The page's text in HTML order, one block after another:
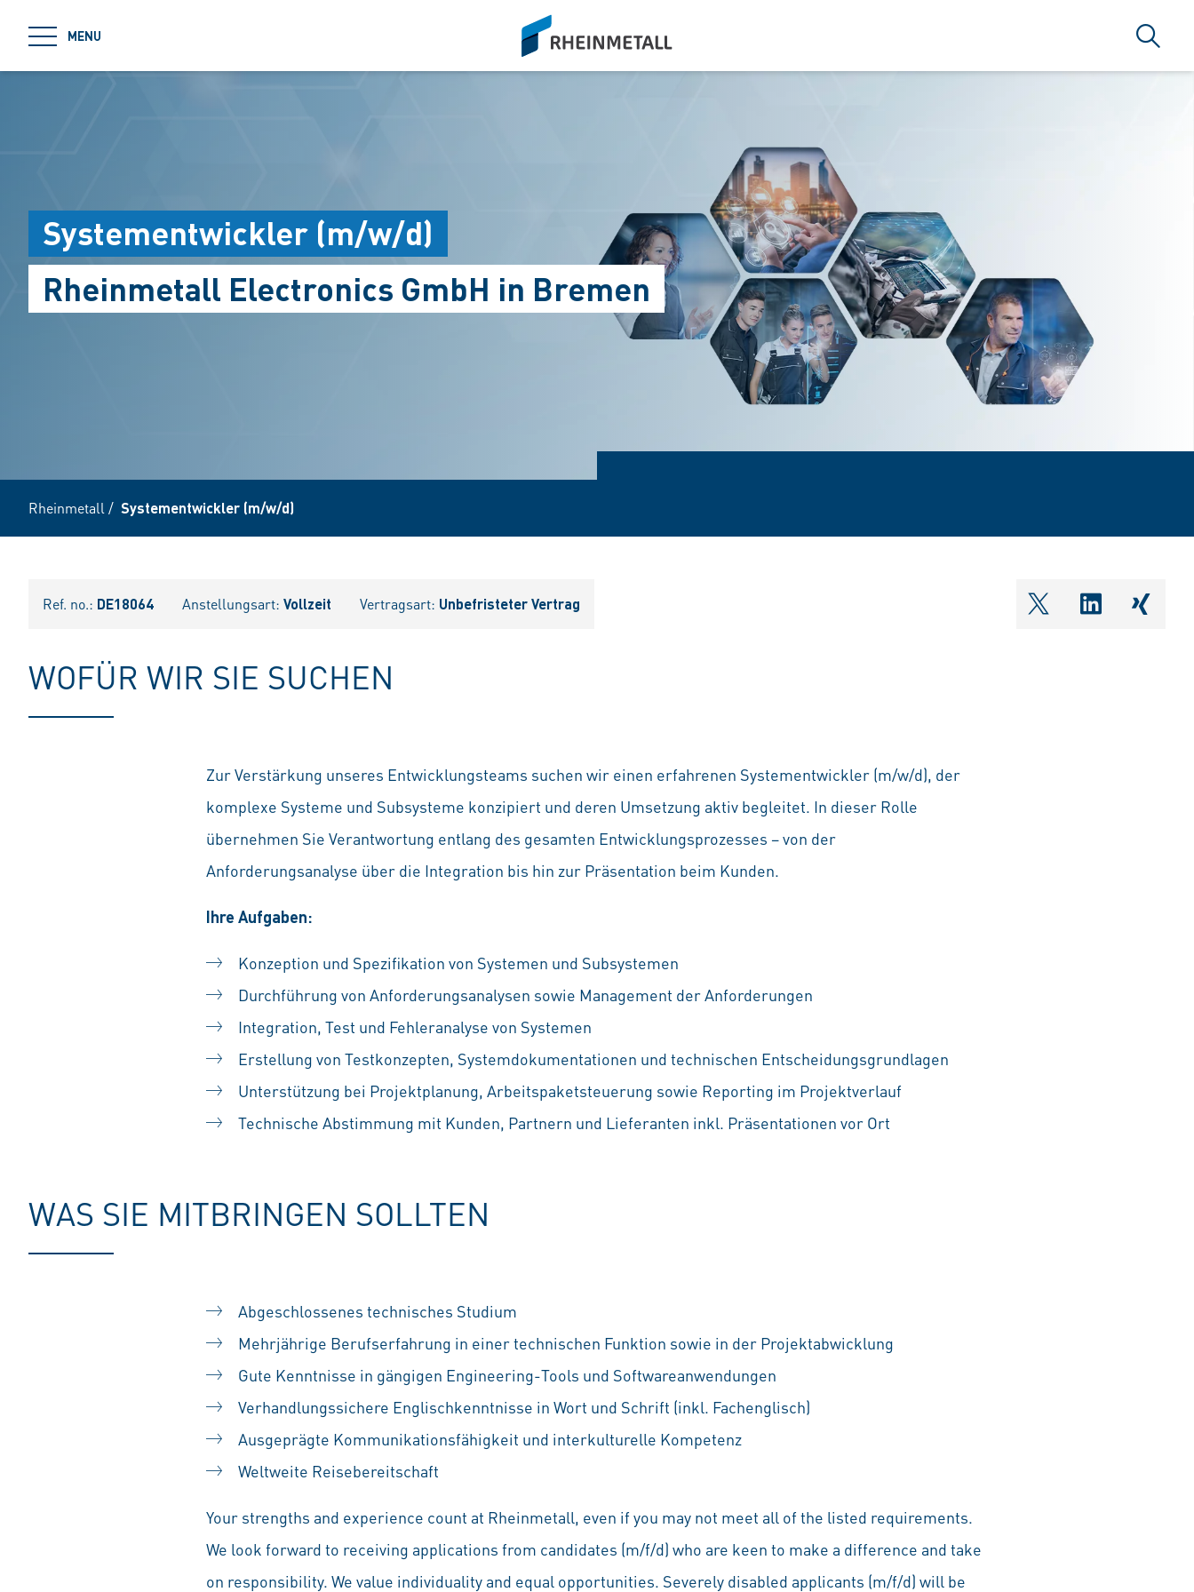
MENU
siteLogo
Search
Systementwickler (m/w/d)
Rheinmetall Electronics GmbH in Bremen
Rheinmetall / Systementwickler (m/w/d)
Ref. no.: DE18064 Anstellungsart: Vollzeit Vertragsart: Unbefristeter Vertrag shareOntwitter
WOFÜR WIR SIE SUCHEN
Zur Verstärkung unseres Entwicklungsteams suchen wir einen erfahrenen Systementwickler (m/w/d), der
komplexe Systeme und Subsysteme konzipiert und deren Umsetzung aktiv begleitet. In dieser Rolle
übernehmen Sie Verantwortung entlang des gesamten Entwicklungsprozesses – von der
Anforderungsanalyse über die Integration bis hin zur Präsentation beim Kunden.
Ihre Aufgaben:
Konzeption und Spezifikation von Systemen und Subsystemen
Durchführung von Anforderungsanalysen sowie Management der Anforderungen
Integration, Test und Fehleranalyse von Systemen
Erstellung von Testkonzepten, Systemdokumentationen und technischen Entscheidungsgrundlagen
Unterstützung bei Projektplanung, Arbeitspaketsteuerung sowie Reporting im Projektverlauf
Technische Abstimmung mit Kunden, Partnern und Lieferanten inkl. Präsentationen vor Ort
WAS SIE MITBRINGEN SOLLTEN
Abgeschlossenes technisches Studium
Mehrjährige Berufserfahrung in einer technischen Funktion sowie in der Projektabwicklung
Gute Kenntnisse in gängigen Engineering-Tools und Softwareanwendungen
Verhandlungssichere Englischkenntnisse in Wort und Schrift (inkl. Fachenglisch)
Ausgeprägte Kommunikationsfähigkeit und interkulturelle Kompetenz
Weltweite Reisebereitschaft
Your strengths and experience count at Rheinmetall, even if you may not meet all of the listed requirements.
We look forward to receiving applications from candidates (m/f/d) who are keen to make a difference and take
on responsibility. We value individuality and equal opportunities. Severely disabled applicants (m/f/d) will be